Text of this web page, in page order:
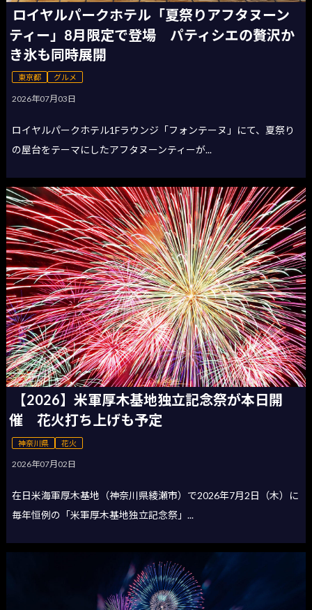
ロイヤルパークホテル「夏祭りアフタヌーン
ティー」8月限定で登場 パティシエの贅沢か
き氷も同時展開
東京都 グルメ
2026年07月03日
ロイヤルパークホテル1Fラウンジ「フォンテーヌ」にて、夏祭り
の屋台をテーマにしたアフタヌーンティーが...
【2026】米軍厚木基地独立記念祭が本日開
催 花火打ち上げも予定
神奈川県 花火
2026年07月02日
在日米海軍厚木基地（神奈川県綾瀬市）で2026年7月2日（木）に
毎年恒例の「米軍厚木基地独立記念祭」...